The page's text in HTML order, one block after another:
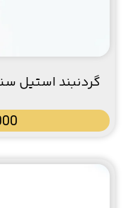
گردنبند استیل